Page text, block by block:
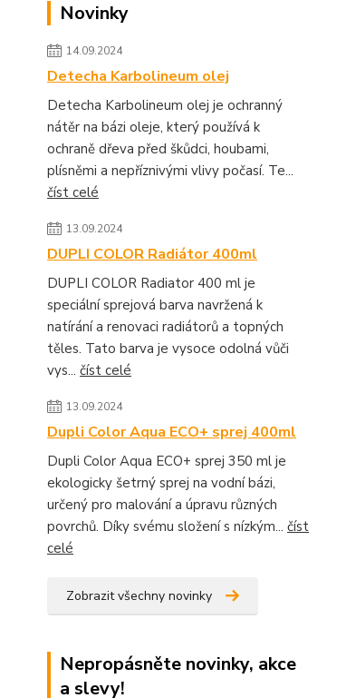
Novinky
14.09.2024
Detecha Karbolineum olej
Detecha Karbolineum olej je ochranný
nátěr na bázi oleje, který používá k
ochraně dřeva před škůdci, houbami,
plísněmi a nepříznivými vlivy počasí. Te...
číst celé
13.09.2024
DUPLI COLOR Radiátor 400ml
DUPLI COLOR Radiator 400 ml je
speciální sprejová barva navržená k
natírání a renovaci radiátorů a topných
těles. Tato barva je vysoce odolná vůči
vys... číst celé
13.09.2024
Dupli Color Aqua ECO+ sprej 400ml
Dupli Color Aqua ECO+ sprej 350 ml je
ekologicky šetrný sprej na vodní bázi,
určený pro malování a úpravu různých
povrchů. Díky svému složení s nízkým... číst
celé
Zobrazit všechny novinky
Nepropásněte novinky, akce
a slevy!